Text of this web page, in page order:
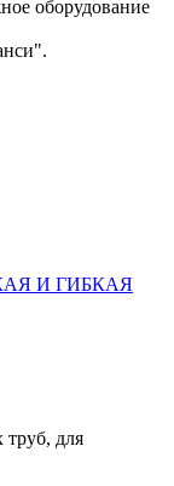
оборудование
И ГИБКАЯ
труб, для